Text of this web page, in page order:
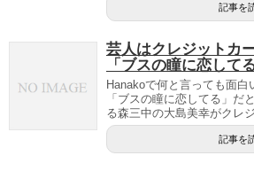
記事を
芸人はクレジットカ
「ブスの瞳に恋して
Hanakoで何と言っても面
「ブスの瞳に恋してる」だ
る森三中の大島美幸がクレ
記事を